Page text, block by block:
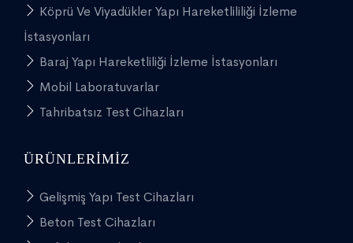
Köprü Ve Viyadükler Yapı Hareketlililiği İzleme
İstasyonları
Baraj Yapı Hareketliliği İzleme İstasyonları
Mobil Laboratuvarlar
Tahribatsız Test Cihazları
ÜRÜNLERIMIZ
Gelişmiş Yapı Test Cihazları
Beton Test Cihazları